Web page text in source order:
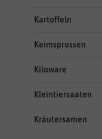
Kartoffeln
Keimsprossen
Kiloware
Kleintiersaaten
Kräutersamen